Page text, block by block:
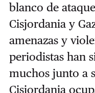
blanco de
Cisjordania y
amenazas y
periodistas han
muchos junto a
Cisjordania